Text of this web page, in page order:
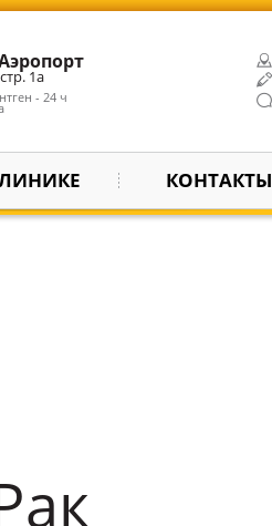
1а
- 24 ч
КОНТАКТЫ